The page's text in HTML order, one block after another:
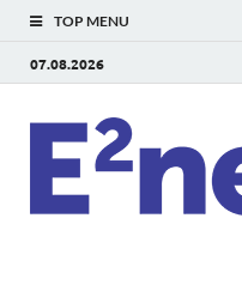
TOP MENU
07.08.2026